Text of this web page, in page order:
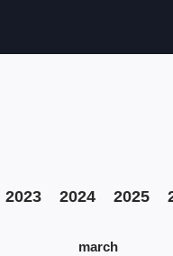
2023 2024 2025
march